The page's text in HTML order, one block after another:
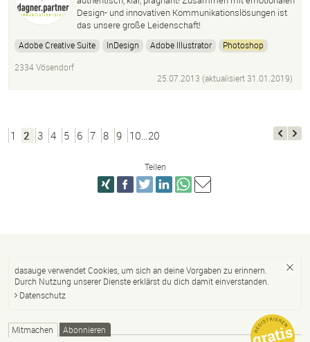
Design- und innovativen Kommunikationslösungen ist
das unsere große Leidenschaft!
Adobe Creative Suite InDesign Adobe Illustrator
Photoshop
Wordpress
CSS
2334 Vösendorf
25.07.2013 (aktualisiert 31.01.2019)
1 2 3 4 5 6 7 8 9 10…20
Teilen
dasauge verwendet Cookies, um sich an deine Vorgaben zu erinnern.
Durch Nutzung unserer Dienste erklärst du dich damit einverstanden.
Datenschutz
Mitmachen Abonnieren